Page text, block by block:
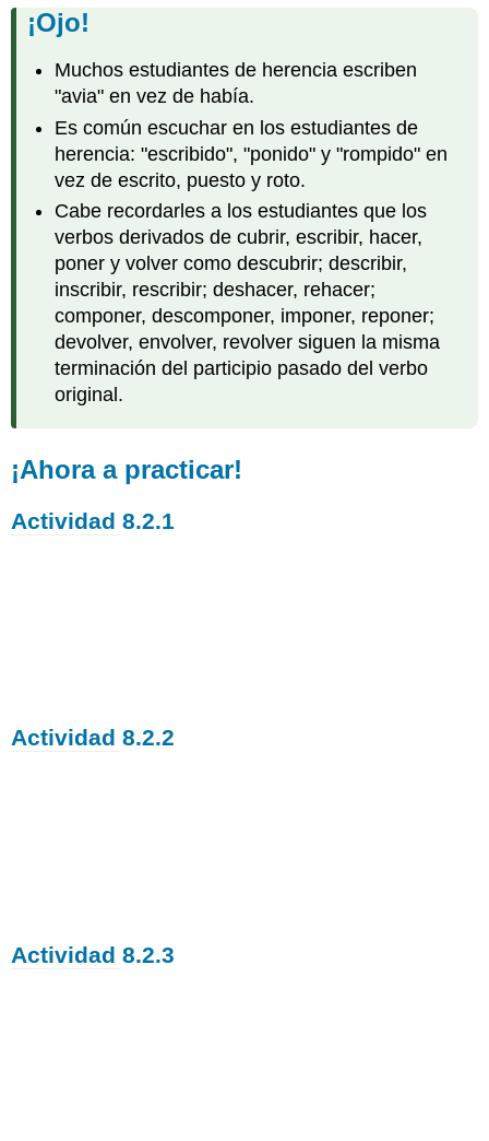
¡Ojo!
Muchos estudiantes de herencia escriben
"avia" en vez de había.
Es común escuchar en los estudiantes de
herencia: "escribido", "ponido" y "rompido" en
vez de escrito, puesto y roto.
Cabe recordarles a los estudiantes que los
verbos derivados de cubrir, escribir, hacer,
poner y volver como descubrir; describir,
inscribir, rescribir; deshacer, rehacer;
componer, descomponer, imponer, reponer;
devolver, envolver, revolver siguen la misma
terminación del participio pasado del verbo
original.
¡Ahora a practicar!
Actividad 8.2.1
Actividad 8.2.2
Actividad 8.2.3